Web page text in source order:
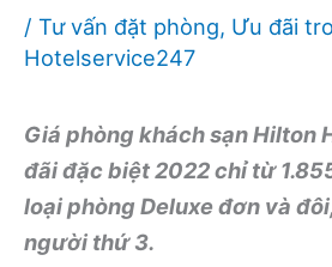
/ Tư vấn đặt phòng, Ưu đãi
Hotelservice247
Giá phòng khách sạn Hilton
đãi đặc biệt 2022 chỉ từ
loại phòng Deluxe đơn và
người thứ 3.